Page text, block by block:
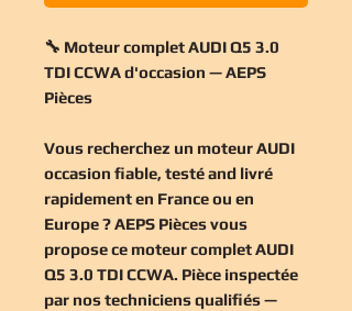
🔧 Moteur complet AUDI Q5 3.0
TDI CCWA d'occasion — AEPS
Pièces
Vous recherchez un moteur AUDI
occasion fiable, testé and livré
rapidement en France ou en
Europe ? AEPS Pièces vous
propose ce moteur complet AUDI
Q5 3.0 TDI CCWA. Pièce inspectée
par nos techniciens qualifiés —